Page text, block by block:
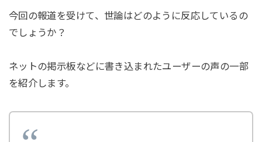
今回の報道を受けて、世論はどのように反応しているの
でしょうか？
ネットの掲示板などに書き込まれたユーザーの声の一部
を紹介します。